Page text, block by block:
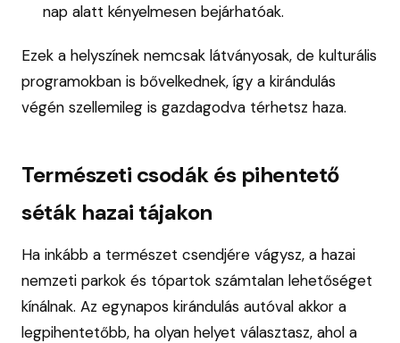
nap alatt kényelmesen bejárhatóak.
Ezek a helyszínek nemcsak látványosak, de kulturális
programokban is bővelkednek, így a kirándulás
végén szellemileg is gazdagodva térhetsz haza.
Természeti csodák és pihentető
séták hazai tájakon
Ha inkább a természet csendjére vágysz, a hazai
nemzeti parkok és tópartok számtalan lehetőséget
kínálnak. Az egynapos kirándulás autóval akkor a
legpihentetőbb, ha olyan helyet választasz, ahol a